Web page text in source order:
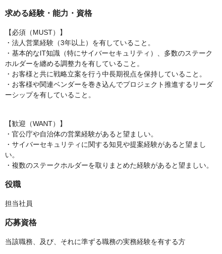
求める経験・能力・資格
【必須（MUST）】
・法人営業経験（3年以上）を有していること。
・基本的なIT知識（特にサイバーセキュリティ）、多数のステーク
ホルダーを纏める調整力を有していること。
・お客様と共に戦略立案を行う中長期視点を保持していること。
・お客様や関連ベンダーを巻き込んでプロジェクト推進するリーダ
ーシップを有していること。
【歓迎（WANT）】
・官公庁や自治体の営業経験があると望ましい。
・サイバーセキュリティに関する知見や提案経験があると望まし
い。
・複数のステークホルダーを取りまとめた経験があると望ましい。
役職
担当社員
応募資格
当該職務、及び、それに準ずる職務の実務経験を有する方